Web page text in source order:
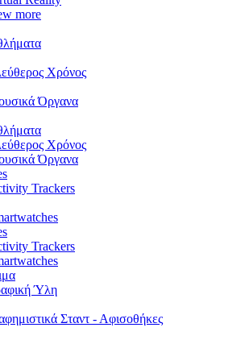
more
Χρόνος
Όργανα
Χρόνος
Όργανα
Trackers
Trackers
Ύλη
Σταντ - Αφισοθήκες